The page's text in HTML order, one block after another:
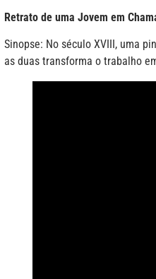
Retrato de uma Jovem em
Sinopse: No século XVIII, uma
as duas transforma o trabalho